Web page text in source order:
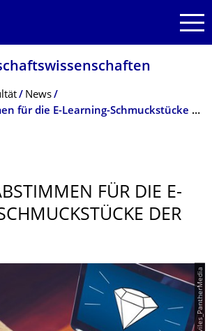
News
Bis 13.01. abstimmen für die E-Learning-Schmuckstücke der Fakultät
FÜR DIE E-
DER
© Daviles_PantherMedia